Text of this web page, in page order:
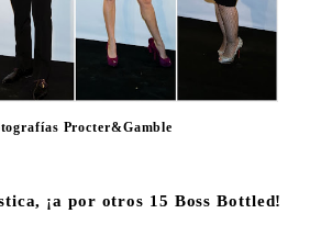
Procter&Gamble
¡a por otros 15 Boss Bottled!